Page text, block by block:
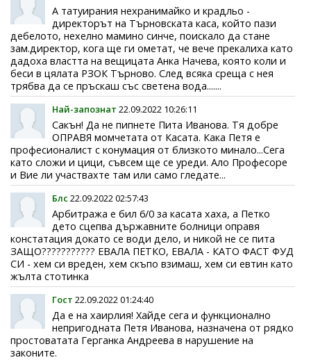
А татуирания нехранимайко и крадльо -
директорът на Търновската каса, който пази
дебелото, нехелно мамино синче, поискало да стане
зам.директор, кога ще ги ометат, че вече прекалиха като
дадоха властта на вещицата Анка Начева, която коли и
беси в цялата РЗОК Търново. След всяка среща с нея
трябва да се пръскаш със светена вода.......
Най-запознат 22.09.2022 10:26:11
Сакън! Да не пипнете Пита Иванова. Тя добре
ОПРАВЯ момчетата от Касата. Кака Петя е
професионалист с конумация от близкото минало...Сега
като сложи и цици, съвсем ще се уреди. Ало Професоре
и Вие ли участвахте там или само гледате...
Блс 22.09.2022 02:57:43
Арбитража е бил 6/0 за касата хаха, а Петко
дето сцепва държавните болници оправя
констатация докато се води дело, и никой не се пита
ЗАЩО??????????? ЕВАЛА ПЕТКО, ЕВАЛА - КАТО ФАСТ ФУД
СИ - хем си вреден, хем скъпо взимаш, хем си евтин като
жълта стотинка
Гост 22.09.2022 01:24:40
Да е на хаирлия! Хайде сега и функционално
непригодната Петя Иванова, назначена от рядко
простоватата Герганка Андреева в нарушение на
законите.